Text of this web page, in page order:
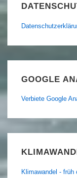
GOOGLE
Verbiete Google
Klimawandel -